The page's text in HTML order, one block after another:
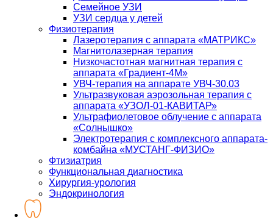
Семейное УЗИ
УЗИ сердца у детей
Физиотерапия
Лазеротерапия с аппарата «МАТРИКС»
Магнитолазерная терапия
Низкочастотная магнитная терапия с
аппарата «Градиент-4М»
УВЧ-терапия на аппарате УВЧ-30.03
Ультразвуковая аэрозольная терапия с
аппарата «УЗОЛ-01-КАВИТАР»
Ультрафиолетовое облучение с аппарата
«Солнышко»
Электротерапия с комплексного аппарата-
комбайна «МУСТАНГ-ФИЗИО»
Фтизиатрия
Функциональная диагностика
Хирургия-урология
Эндокринология